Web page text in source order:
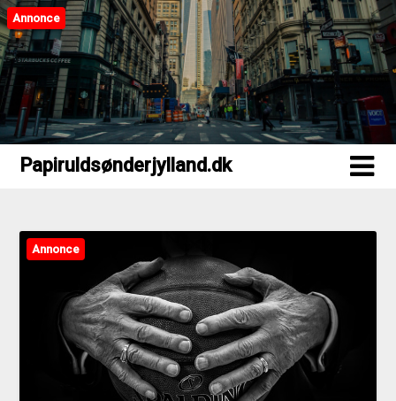
Papiruldsønderjylland.dk
Annonce
Papiruldsønderjylland.dk
Annonce